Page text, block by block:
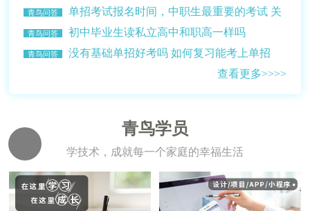
的条件介绍）
青鸟问答
单招考试报名时间，中职生最重要的考试 关
乎升学读大学
青鸟问答 初中毕业生读私立高中和职高一样吗
青鸟问答
没有基础单招好考吗 如何复习能考上单招
查看更多>>>>
青鸟学员
学技术，成就每一个家庭的幸福生活